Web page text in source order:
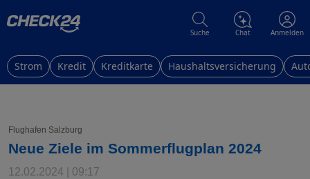
Suche Chat Anmelden
Strom Kredit Kreditkarte Haushaltsversicherung
Flughafen Salzburg
Neue Ziele im Sommerflugplan 2024
12.02.2024 | 09:17